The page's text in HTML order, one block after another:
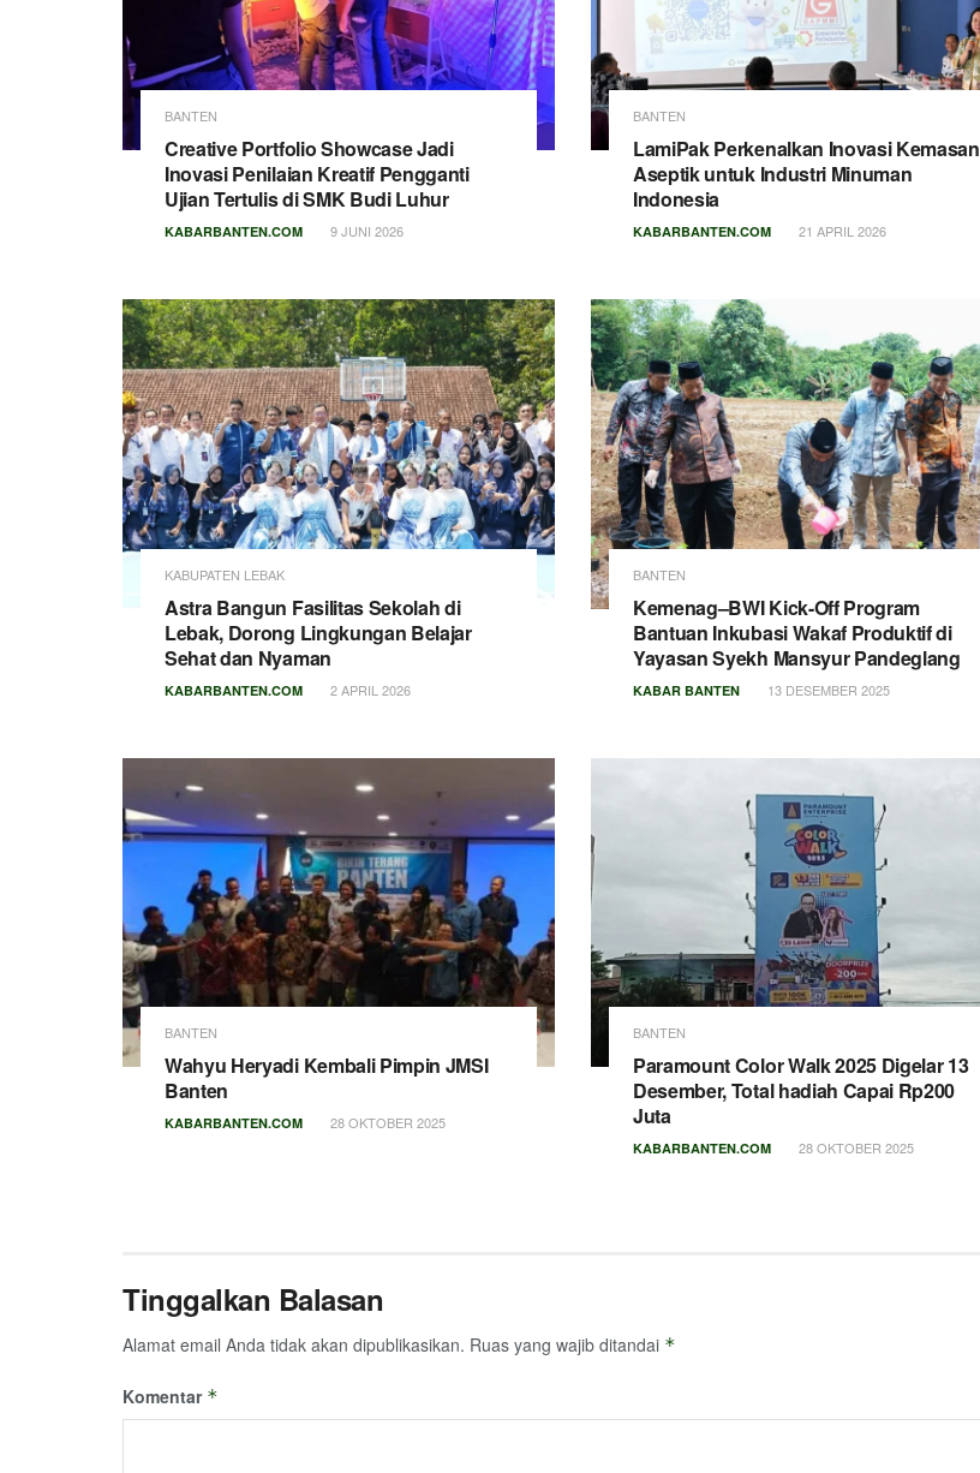
BANTEN
Creative Portfolio Showcase Jadi
Inovasi Penilaian Kreatif Pengganti
Ujian Tertulis di SMK Budi Luhur
KABARBANTEN.COM 9 JUNI 2026
BANTEN
LamiPak Perkenalkan Inovasi Kemasan
Aseptik untuk Industri Minuman
Indonesia
KABARBANTEN.COM 21 APRIL 2026
KABUPATEN LEBAK
Astra Bangun Fasilitas Sekolah di
Lebak, Dorong Lingkungan Belajar
Sehat dan Nyaman
KABARBANTEN.COM 2 APRIL 2026
BANTEN
Kemenag–BWI Kick-Off Program
Bantuan Inkubasi Wakaf Produktif di
Yayasan Syekh Mansyur Pandeglang
KABAR BANTEN 13 DESEMBER 2025
BANTEN
Wahyu Heryadi Kembali Pimpin JMSI
Banten
KABARBANTEN.COM 28 OKTOBER 2025
BANTEN
Paramount Color Walk 2025 Digelar 13
Desember, Total hadiah Capai Rp200
Juta
KABARBANTEN.COM 28 OKTOBER 2025
Tinggalkan Balasan
Alamat email Anda tidak akan dipublikasikan. Ruas yang wajib ditandai *
Komentar *